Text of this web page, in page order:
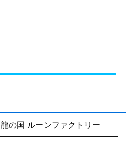
龍の国 ルーンファクトリー